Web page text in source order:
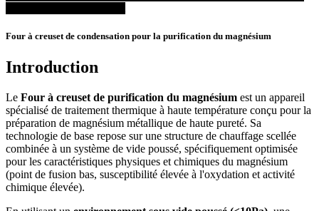
Four à creuset de condensation pour la purification du magnésium
Introduction
Le Four à creuset de purification du magnésium est un appareil
spécialisé de traitement thermique à haute température conçu pour la
préparation de magnésium métallique de haute pureté. Sa
technologie de base repose sur une structure de chauffage scellée
combinée à un système de vide poussé, spécifiquement optimisée
pour les caractéristiques physiques et chimiques du magnésium
(point de fusion bas, susceptibilité élevée à l'oxydation et activité
chimique élevée).